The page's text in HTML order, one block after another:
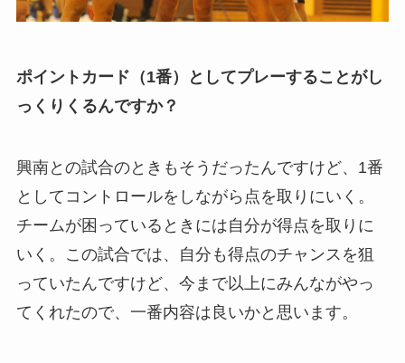
ポイントカード（1番）としてプレーすることがし
っくりくるんですか？
興南との試合のときもそうだったんですけど、1番
としてコントロールをしながら点を取りにいく。
チームが困っているときには自分が得点を取りに
いく。この試合では、自分も得点のチャンスを狙
っていたんですけど、今まで以上にみんながやっ
てくれたので、一番内容は良いかと思います。